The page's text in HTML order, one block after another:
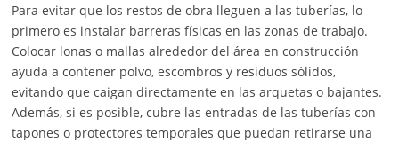
Para evitar que los restos de obra lleguen a las tuberías, lo
primero es instalar barreras físicas en las zonas de trabajo.
Colocar lonas o mallas alrededor del área en construcción
ayuda a contener polvo, escombros y residuos sólidos,
evitando que caigan directamente en las arquetas o bajantes.
Además, si es posible, cubre las entradas de las tuberías con
tapones o protectores temporales que puedan retirarse una